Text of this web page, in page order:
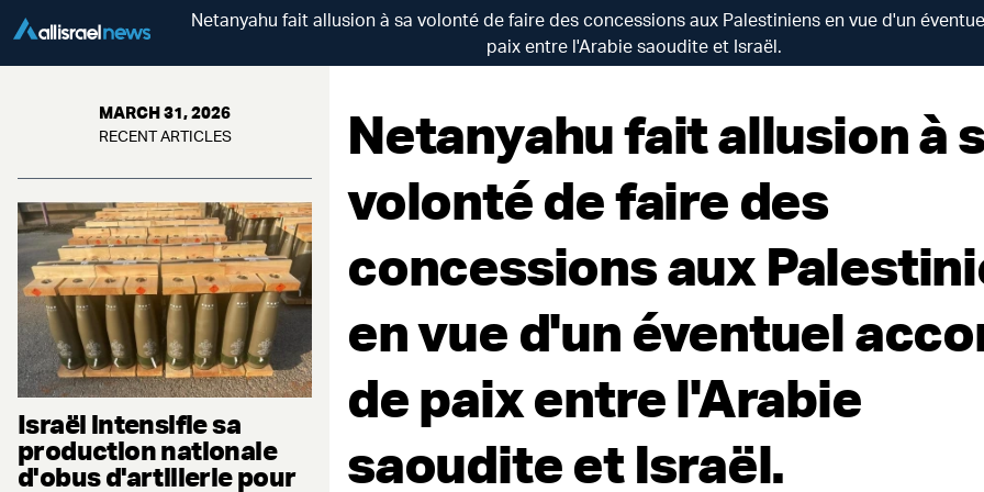
Netanyahu fait allusion à sa volonté de faire des concessions aux Palestiniens en vue d'un
paix entre l'Arabie saoudite et Israël.
MARCH 31, 2026
RECENT ARTICLES
Israël intensifie sa
production nationale
d'obus d'artillerie pour
Netanyahu fait allusion à
volonté de faire des
concessions aux
en vue d'un éventuel
de paix entre l'Arabie
saoudite et Israël.